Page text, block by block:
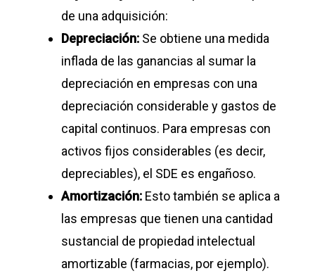
de una adquisición:
Depreciación:Se obtiene una medida
inflada de las ganancias al sumar la
depreciación en empresas con una
depreciación considerable y gastos de
capital continuos. Para empresas con
activos fijos considerables (es decir,
depreciables), el SDE es engañoso.
Amortización:Esto también se aplica a
las empresas que tienen una cantidad
sustancial de propiedad intelectual
amortizable (farmacias, por ejemplo).